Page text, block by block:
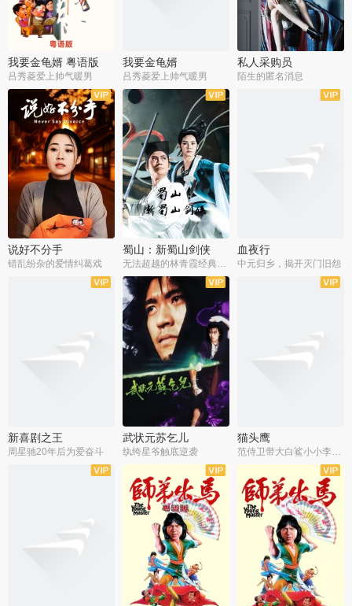
我要金龟婿 粤语版
吕秀菱爱上帅气暖男
我要金龟婿
吕秀菱爱上帅气暖男
私人采购员
陌生的匿名消息
说好不分手
错乱纷杂的爱情纠葛戏
蜀山：新蜀山剑侠
无法超越的林青霞经典角色
血夜行
中元归乡，揭开灭门旧怨
新喜剧之王
周星驰20年后为爱奋斗
武状元苏乞儿
纨绔星爷触底逆袭
猫头鹰